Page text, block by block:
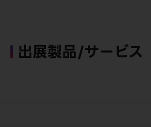
出展製品/サービス